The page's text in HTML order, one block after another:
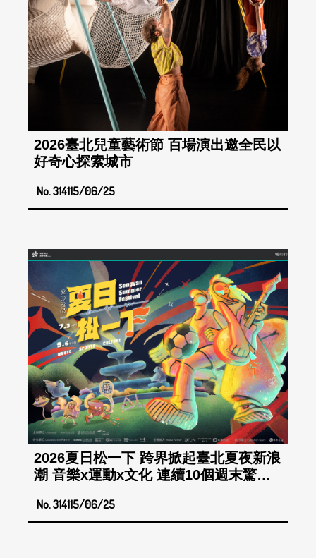
2026臺北兒童藝術節 百場演出邀全民以
好奇心探索城市
No. 314115/06/25
2026夏日松一下 跨界掀起臺北夏夜新浪
潮 音樂x運動x文化 連續10個週末驚喜
不間斷
No. 314115/06/25